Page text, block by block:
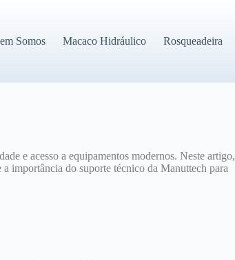
Somos Macaco Hidráulico Rosqueadeira
e acesso a equipamentos modernos. Neste artigo,
importância do suporte técnico da Manuttech para